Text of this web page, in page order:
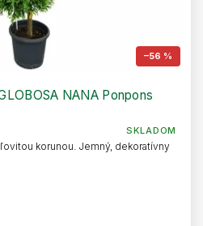
–56 %
NANA Ponpons
SKLADOM
korunou. Jemný, dekoratívny